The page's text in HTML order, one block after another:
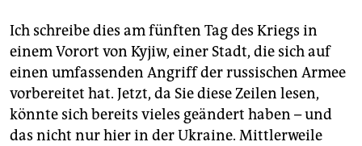
Ich schreibe dies am fünften Tag des Kriegs in
einem Vorort von Kyjiw, einer Stadt, die sich auf
einen umfassenden Angriff der russischen Armee
vorbereitet hat. Jetzt, da Sie diese Zeilen lesen,
könnte sich bereits vieles geändert haben – und
das nicht nur hier in der Ukrai­ne. Mittlerweile